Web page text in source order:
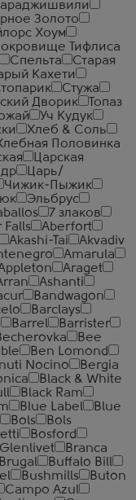
Золото
Хоум
Тифлиса
Спельта
Старая
Кахети
Стужа
Дворик
Топаз
Уч Кудук
Хлеб & Соль
Половинка
Царская
Царь/
Чижик-Пыжик
Эльбрус
7 злаков
Falls
Aberfort
Akashi-Tai
Akvadiv
Amarula
Araget
Ashanti
Bandwagon
Barclays
Barrel
Barrister
Bee
Ben Lomond
Nocino
Bergia
Black & White
Black Ram
Blue Label
Blue
Bols
Bols
Bosford
Branca
Brugal
Buffalo Bill
Bushmills
Buton
Campo Azul